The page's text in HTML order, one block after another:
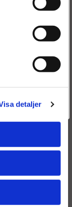
detaljer
N3, N5) 2.0
till dina sidor.
logga in.